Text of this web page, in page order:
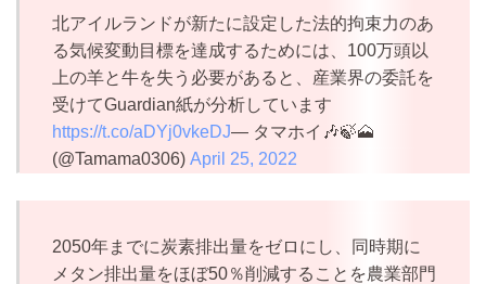
北アイルランドが新たに設定した法的拘束力のあ
る気候変動目標を達成するためには、100万頭以
上の羊と牛を失う必要があると、産業界の委託を
受けてGuardian紙が分析しています
https://t.co/aDYj0vkeDJ— タマホイ🎶🍃🗻
(@Tamama0306) April 25, 2022
2050年までに炭素排出量をゼロにし、同時期に
メタン排出量をほぼ50％削減することを農業部門